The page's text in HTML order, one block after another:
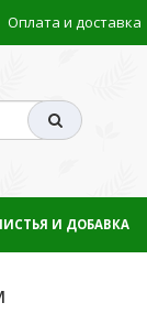
Оплата и доставка
И ДОБАВКА